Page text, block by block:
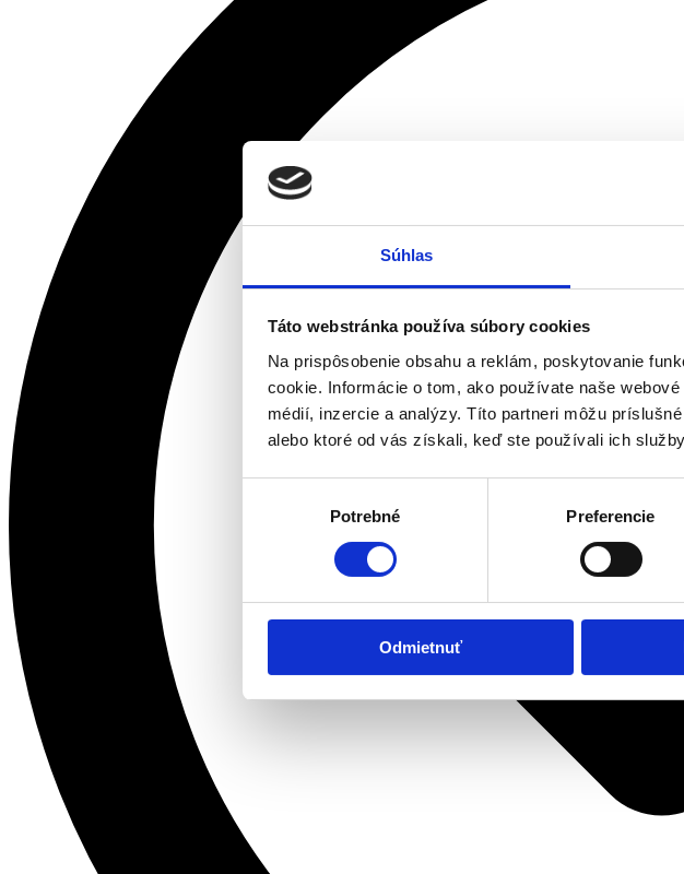
Súhlas
Táto webstránka používa súbory cookies
Na prispôsobenie obsahu a reklám, poskytovanie
cookie. Informácie o tom, ako používate naše
médií, inzercie a analýzy. Títo partneri môžu
alebo ktoré od vás získali, keď ste používali ich
Potrebné Preferencie
Odmietnuť